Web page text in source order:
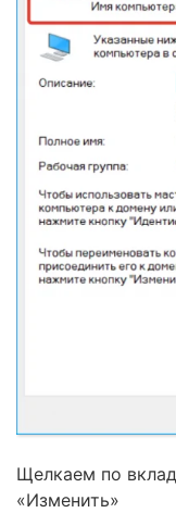
Щелкаем по
«Изменить»